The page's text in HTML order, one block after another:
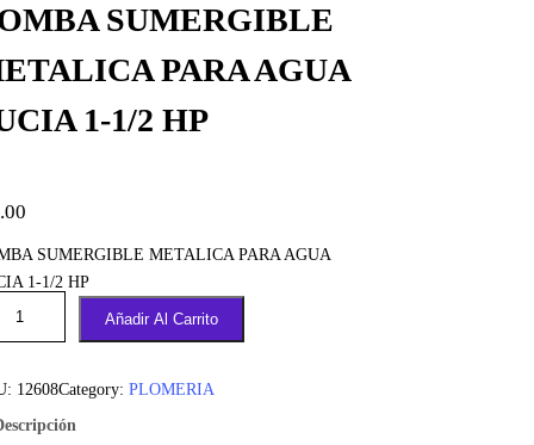
SUMERGIBLE
PARA AGUA
1-1/2 HP
SUMERGIBLE METALICA PARA AGUA
1-1/2 HP
Añadir Al Carrito
12608Category: PLOMERIA